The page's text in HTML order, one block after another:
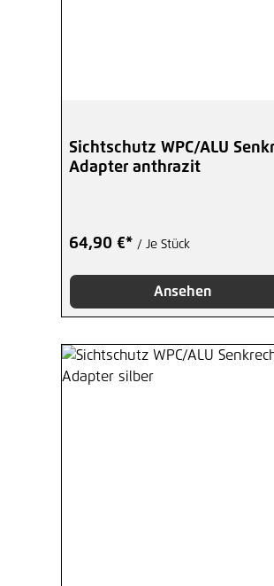
Sichtschutz WPC/ALU
Adapter anthrazit
64,90 €* / Je Stück
Ansehen